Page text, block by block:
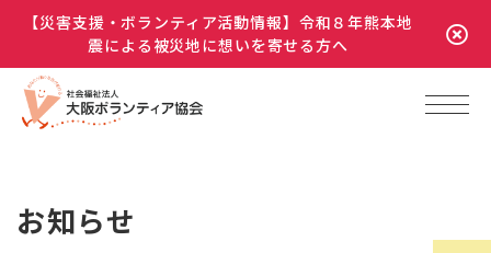
【災害支援・ボランティア活動情報】令和８年熊本地
震による被災地に想いを寄せる方へ
お知らせ